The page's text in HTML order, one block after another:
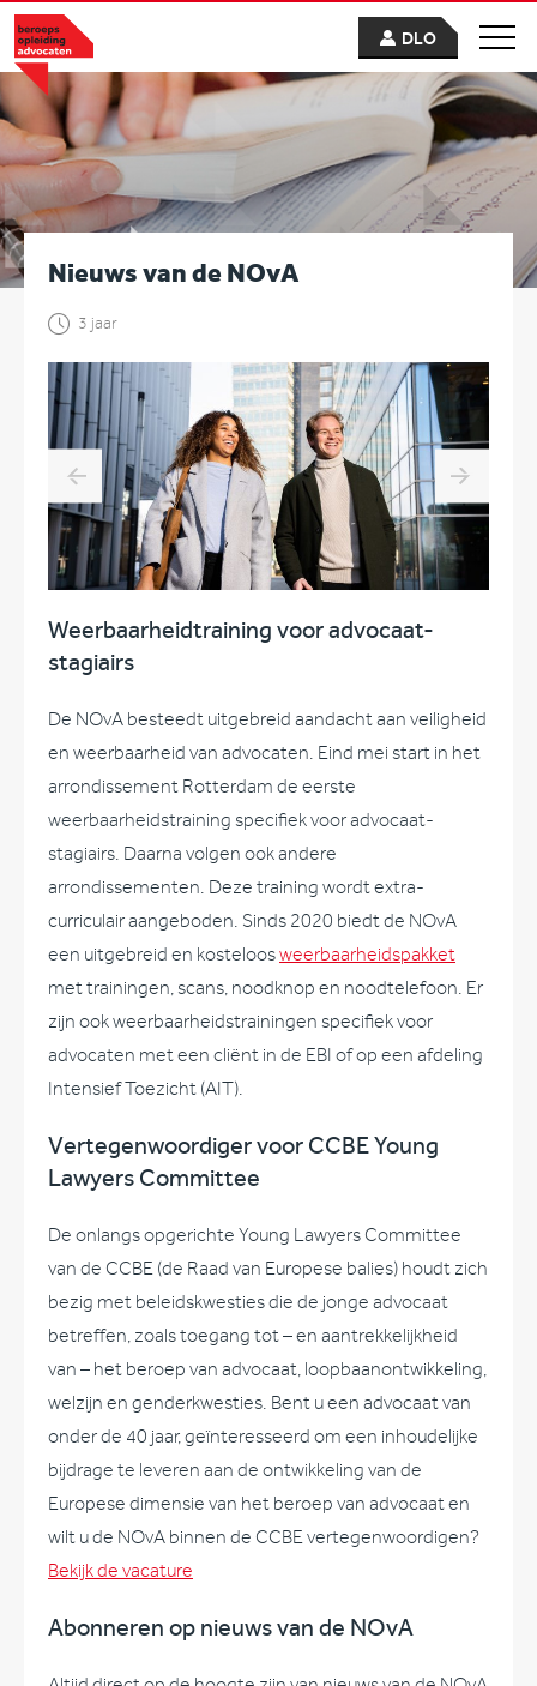
DLO
Nieuws van de NOvA
3 jaar
Weerbaarheidtraining voor advocaat-
stagiairs
De NOvA besteedt uitgebreid aandacht aan veiligheid
en weerbaarheid van advocaten. Eind mei start in het
arrondissement Rotterdam de eerste
weerbaarheidstraining specifiek voor advocaat-
stagiairs. Daarna volgen ook andere
arrondissementen. Deze training wordt extra-
curriculair aangeboden. Sinds 2020 biedt de NOvA
een uitgebreid en kosteloosweerbaarheidspakket
met trainingen, scans, noodknop en noodtelefoon. Er
zijn ook weerbaarheidstrainingen specifiek voor
advocaten met een cliënt in de EBI of op een afdeling
Intensief Toezicht (AIT).
Vertegenwoordiger voor CCBE Young
Lawyers Committee
De onlangs opgerichte Young Lawyers Committee
van de CCBE (de Raad van Europese balies) houdt zich
bezig met beleidskwesties die de jonge advocaat
betreffen, zoals toegang tot – en aantrekkelijkheid
van – het beroep van advocaat, loopbaanontwikkeling,
welzijn en genderkwesties. Bent u een advocaat van
onder de 40 jaar, geïnteresseerd om een inhoudelijke
bijdrage te leveren aan de ontwikkeling van de
Europese dimensie van het beroep van advocaat en
wilt u de NOvA binnen de CCBE vertegenwoordigen?
Bekijk de vacature
Abonneren op nieuws van de NOvA